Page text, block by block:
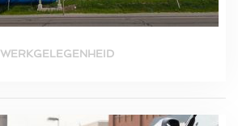
WERKGELEGENHEID